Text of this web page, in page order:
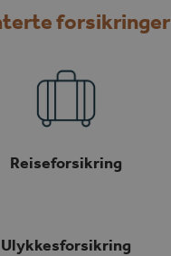
forsikringer
Reiseforsikring
Ulykkesforsikring